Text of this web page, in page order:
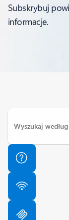
Subskrybuj
informacje.